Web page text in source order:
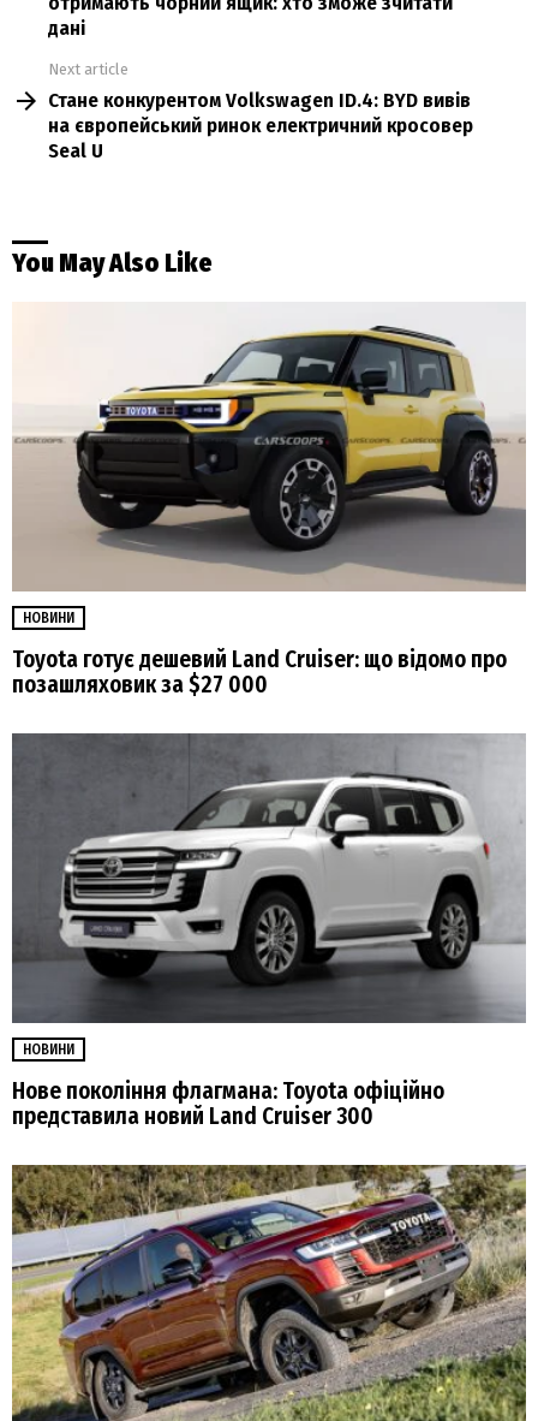
дані
Next article
Стане конкурентом Volkswagen ID.4: BYD вивів
на європейський ринок електричний кросовер
Seal U
You May Also Like
НОВИНИ
Toyota готує дешевий Land Cruiser: що відомо про
позашляховик за $27 000
НОВИНИ
Нове покоління флагмана: Toyota офіційно
представила новий Land Cruiser 300